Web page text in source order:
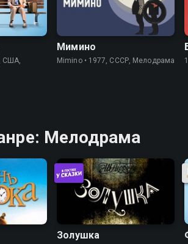
США,
Мимино
Mimino • 1977, СССР, Мелодрама
Мелодрама
Золушка